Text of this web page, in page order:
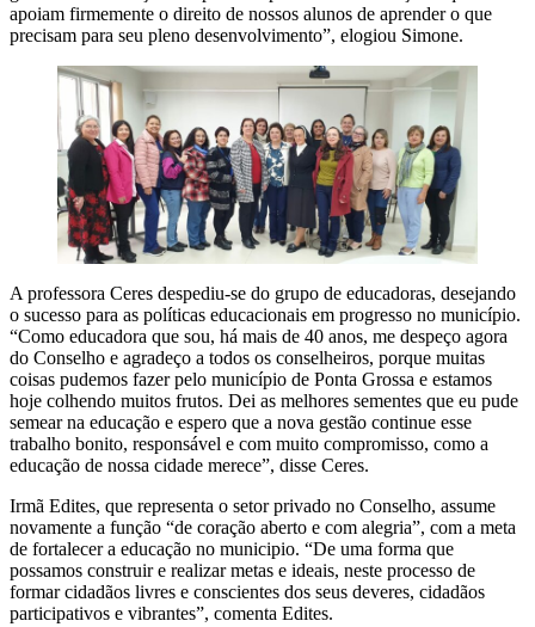
apoiam firmemente o direito de nossos alunos de aprender o que
precisam para seu pleno desenvolvimento”, elogiou Simone.
A professora Ceres despediu-se do grupo de educadoras, desejando
o sucesso para as políticas educacionais em progresso no município.
“Como educadora que sou, há mais de 40 anos, me despeço agora
do Conselho e agradeço a todos os conselheiros, porque muitas
coisas pudemos fazer pelo município de Ponta Grossa e estamos
hoje colhendo muitos frutos. Dei as melhores sementes que eu pude
semear na educação e espero que a nova gestão continue esse
trabalho bonito, responsável e com muito compromisso, como a
educação de nossa cidade merece”, disse Ceres.
Irmã Edites, que representa o setor privado no Conselho, assume
novamente a função “de coração aberto e com alegria”, com a meta
de fortalecer a educação no municipio. “De uma forma que
possamos construir e realizar metas e ideais, neste processo de
formar cidadãos livres e conscientes dos seus deveres, cidadãos
participativos e vibrantes”, comenta Edites.